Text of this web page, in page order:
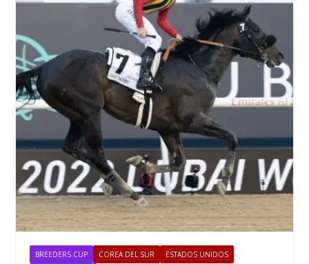
BREEDERS CUP COREA DEL SUR
ESTADOS UNIDOS